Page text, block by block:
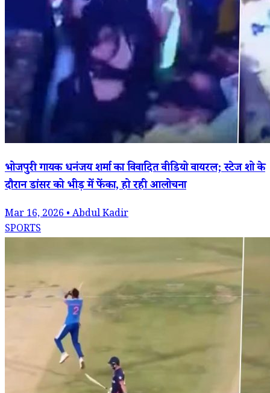
भोजपुरी गायक धनंजय शर्मा का विवादित वीडियो वायरल; स्टेज शो के
दौरान डांसर को भीड़ में फेंका, हो रही आलोचना
Mar 16, 2026 • Abdul Kadir
SPORTS